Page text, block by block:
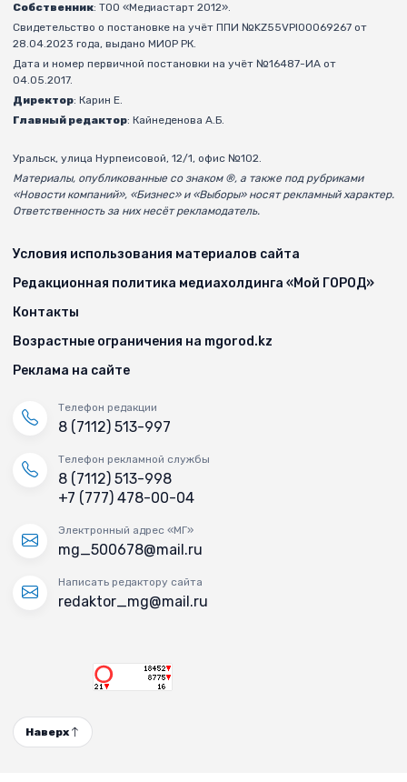
Собственник: ТОО «Медиастарт 2012».
Свидетельство о постановке на учёт ППИ №KZ55VPI00069267 от
28.04.2023 года, выдано МИОР РК.
Дата и номер первичной постановки на учёт №16487-ИА от
04.05.2017.
Директор: Карин Е.
Главный редактор: Кайнеденова А.Б.
Уральск, улица Нурпеисовой, 12/1, офис №102.
Материалы, опубликованные со знаком ®, а также под рубриками
«Новости компаний», «Бизнес» и «Выборы» носят рекламный характер.
Ответственность за них несёт рекламодатель.
Условия использования материалов сайта
Редакционная политика медиахолдинга «Мой ГОРОД»
Контакты
Возрастные ограничения на mgorod.kz
Реклама на сайте
Телефон редакции
8 (7112) 513-997
Телефон рекламной службы
8 (7112) 513-998
+7 (777) 478-00-04
Электронный адрес «МГ»
mg_500678@mail.ru
Написать редактору сайта
redaktor_mg@mail.ru
Наверх